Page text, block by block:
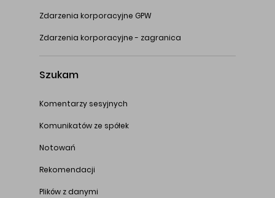
Zdarzenia korporacyjne GPW
Zdarzenia korporacyjne - zagranica
Szukam
Komentarzy sesyjnych
Komunikatów ze spółek
Notowań
Rekomendacji
Plików z danymi